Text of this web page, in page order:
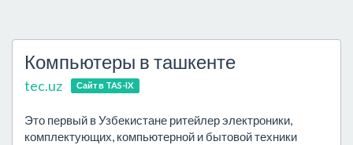
Компьютеры в ташкенте
tec.uz Сайт в TAS-IX
Это первый в Узбекистане ритейлер электроники,
комплектующих, компьютерной и бытовой техники